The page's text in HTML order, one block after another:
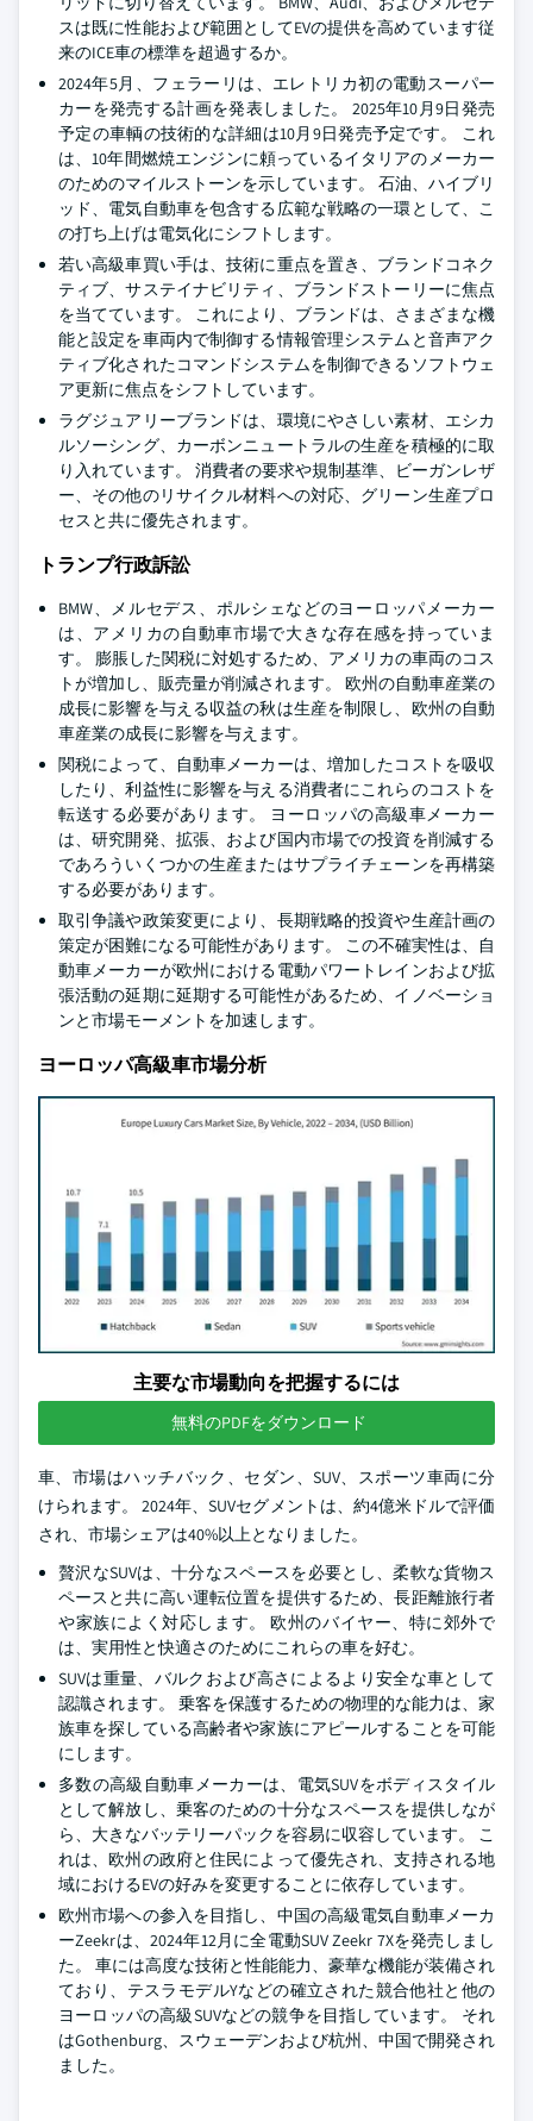
スは既に性能および範囲としてEVの提供を高めています従
来のICE車の標準を超過するか。
2024年5月、フェラーリは、エレトリカ初の電動スーパー
カーを発売する計画を発表しました。 2025年10月9日発売
予定の車輌の技術的な詳細は10月9日発売予定です。 これ
は、10年間燃焼エンジンに頼っているイタリアのメーカー
のためのマイルストーンを示しています。 石油、ハイブリ
ッド、電気自動車を包含する広範な戦略の一環として、こ
の打ち上げは電気化にシフトします。
若い高級車買い手は、技術に重点を置き、ブランドコネク
ティブ、サステイナビリティ、ブランドストーリーに焦点
を当てています。 これにより、ブランドは、さまざまな機
能と設定を車両内で制御する情報管理システムと音声アク
ティブ化されたコマンドシステムを制御できるソフトウェ
ア更新に焦点をシフトしています。
ラグジュアリーブランドは、環境にやさしい素材、エシカ
ルソーシング、カーボンニュートラルの生産を積極的に取
り入れています。 消費者の要求や規制基準、ビーガンレザ
ー、その他のリサイクル材料への対応、グリーン生産プロ
セスと共に優先されます。
トランプ行政訴訟
BMW、メルセデス、ポルシェなどのヨーロッパメーカー
は、アメリカの自動車市場で大きな存在感を持っていま
す。 膨脹した関税に対処するため、アメリカの車両のコス
トが増加し、販売量が削減されます。 欧州の自動車産業の
成長に影響を与える収益の秋は生産を制限し、欧州の自動
車産業の成長に影響を与えます。
関税によって、自動車メーカーは、増加したコストを吸収
したり、利益性に影響を与える消費者にこれらのコストを
転送する必要があります。 ヨーロッパの高級車メーカー
は、研究開発、拡張、および国内市場での投資を削減する
であろういくつかの生産またはサプライチェーンを再構築
する必要があります。
取引争議や政策変更により、長期戦略的投資や生産計画の
策定が困難になる可能性があります。 この不確実性は、自
動車メーカーが欧州における電動パワートレインおよび拡
張活動の延期に延期する可能性があるため、イノベーショ
ンと市場モーメントを加速します。
ヨーロッパ高級車市場分析
主要な市場動向を把握するには
無料のPDFをダウンロード
車、市場はハッチバック、セダン、SUV、スポーツ車両に分
けられます。 2024年、SUVセグメントは、約4億米ドルで評価
され、市場シェアは40%以上となりました。
贅沢なSUVは、十分なスペースを必要とし、柔軟な貨物ス
ペースと共に高い運転位置を提供するため、長距離旅行者
や家族によく対応します。 欧州のバイヤー、特に郊外で
は、実用性と快適さのためにこれらの車を好む。
SUVは重量、バルクおよび高さによるより安全な車として
認識されます。 乗客を保護するための物理的な能力は、家
族車を探している高齢者や家族にアピールすることを可能
にします。
多数の高級自動車メーカーは、電気SUVをボディスタイル
として解放し、乗客のための十分なスペースを提供しなが
ら、大きなバッテリーパックを容易に収容しています。 こ
れは、欧州の政府と住民によって優先され、支持される地
域におけるEVの好みを変更することに依存しています。
欧州市場への参入を目指し、中国の高級電気自動車メーカ
ーZeekrは、2024年12月に全電動SUV Zeekr 7Xを発売しまし
た。 車には高度な技術と性能能力、豪華な機能が装備され
ており、テスラモデルYなどの確立された競合他社と他の
ヨーロッパの高級SUVなどの競争を目指しています。 それ
はGothenburg、スウェーデンおよび杭州、中国で開発され
ました。